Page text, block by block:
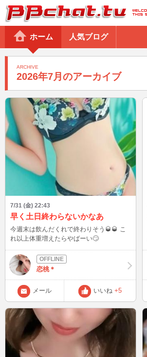
BBchatTV
ホーム 人気ブログ
2026年7月のアーカイブ
ARCHIVE
7/31 (金) 22:43
早く土日終わらないかなあ
今週末は飲んだくれで終わりそう🥃🥃 こ
れ以上体重増えたらやばーい🙄
恋桃＊
メール いいね +5